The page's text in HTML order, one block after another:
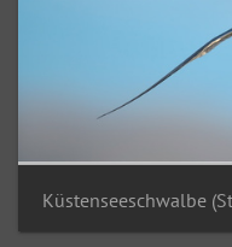
Küstenseeschwalbe